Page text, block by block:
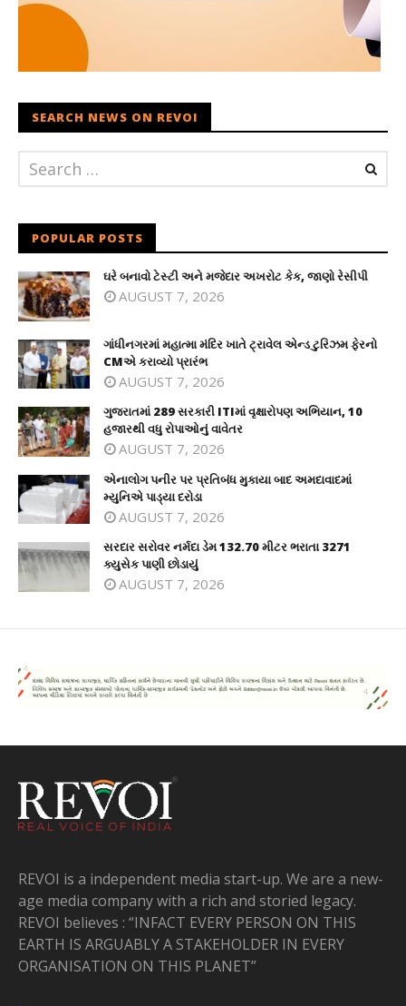
SEARCH NEWS ON REVOI
POPULAR POSTS
ઘરે બનાવો ટેસ્ટી અને મજેદાર અખરોટ કેક, જાણો રેસીપી
AUGUST 7, 2026
ગાંધીનગરમાં મહાત્મા મંદિર ખાતે ટ્રાવેલ એન્ડ ટુરિઝમ ફેરનો
CMએ કરાવ્યો પ્રારંભ
AUGUST 7, 2026
ગુજરાતમાં 289 સરકારી ITIમાં વૃક્ષારોપણ અભિયાન, 10
હજારથી વધુ રોપાઓનું વાવેતર
AUGUST 7, 2026
એનાલોગ પનીર પર પ્રતિબંધ મુકાયા બાદ અમદાવાદમાં
મ્યુનિએ પાડ્યા દરોડા
AUGUST 7, 2026
સરદાર સરોવર નર્મદા ડેમ 132.70 મીટર ભરાતા 3271
ક્યુસેક પાણી છોડાયું
AUGUST 7, 2026
REVOI is a independent media start-up. We are a new-
age media company with a rich and storied legacy.
REVOI believes : “INFACT EVERY PERSON ON THIS
EARTH IS ARGUABLY A STAKEHOLDER IN EVERY
ORGANISATION ON THIS PLANET”